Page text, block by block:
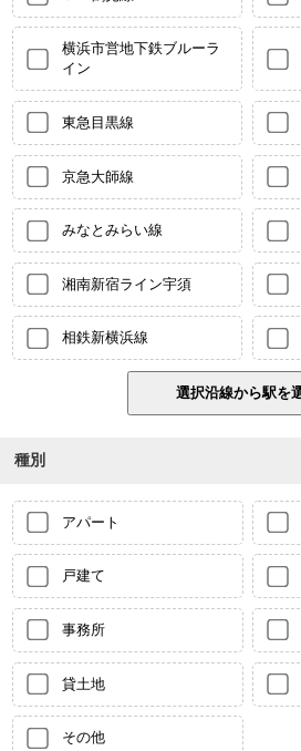
横浜市営地下鉄ブルーラ
イン
東急目黒線
京急大師線
みなとみらい線
湘南新宿ライン宇須
相鉄新横浜線
種別
アパート
戸建て
事務所
貸土地
その他